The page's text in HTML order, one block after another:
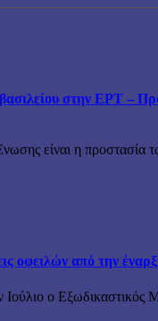
στην ΕΡΤ –
είναι η
οφειλών από την
ο Εξωδικαστικός